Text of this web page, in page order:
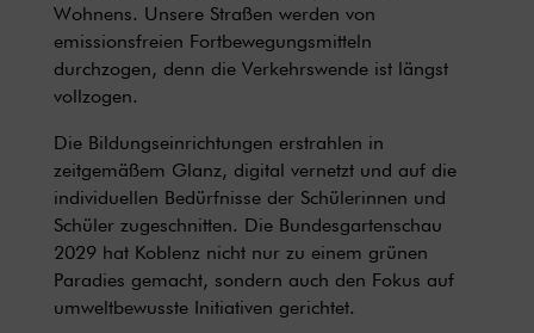
Wohnens. Unsere Straßen werden von
emissionsfreien Fortbewegungsmitteln
durchzogen, denn die Verkehrswende ist längst
vollzogen.
Die Bildungseinrichtungen erstrahlen in
zeitgemäßem Glanz, digital vernetzt und auf die
individuellen Bedürfnisse der Schülerinnen und
Schüler zugeschnitten. Die Bundesgartenschau
2029 hat Koblenz nicht nur zu einem grünen
Paradies gemacht, sondern auch den Fokus auf
umweltbewusste Initiativen gerichtet.